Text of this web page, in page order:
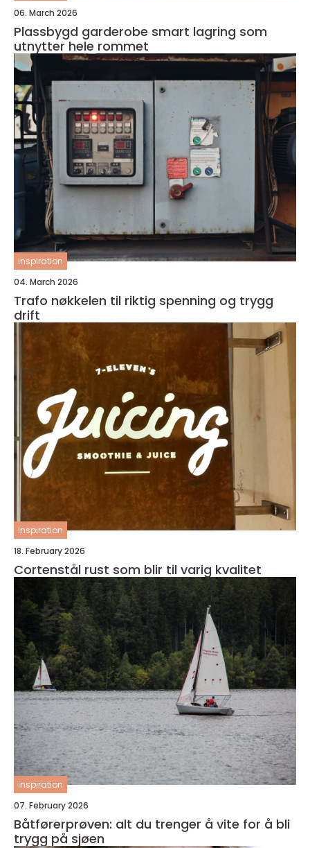
06. March 2026
Plassbygd garderobe smart lagring som
utnytter hele rommet
inspiration
04. March 2026
Trafo nøkkelen til riktig spenning og trygg
drift
inspiration
18. February 2026
Cortenstål rust som blir til varig kvalitet
inspiration
07. February 2026
Båtførerprøven: alt du trenger å vite for å bli
trygg på sjøen